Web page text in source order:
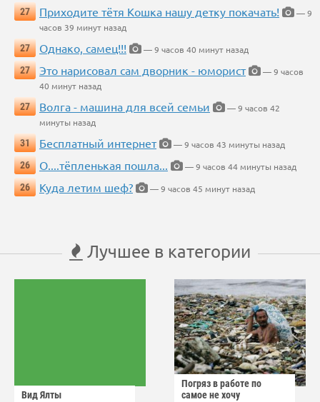
27
Приходите тётя Кошка нашу детку покачать!
— 9
часов 39 минут назад
27
Однако, самец!!!
— 9 часов 40 минут назад
27
Это нарисовал сам дворник - юморист
— 9 часов
40 минут назад
27
Волга - машина для всей семьи
— 9 часов 42
минуты назад
31
Бесплатный интернет
— 9 часов 43 минуты назад
26
О....тёпленькая пошла...
— 9 часов 44 минуты назад
26
Куда летим шеф? — 9 часов 45 минут назад
Лучшее в категории
Вид Ялты
Погряз в работе по
самое не хочу